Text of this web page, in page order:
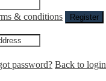
& conditions Register
password? Back to login